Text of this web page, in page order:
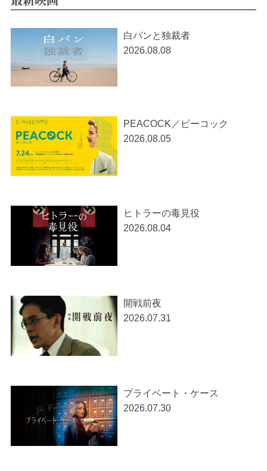
白パンと独裁者
2026.08.08
PEACOCK／ピーコック
2026.08.05
ヒトラーの毒見役
2026.08.04
開戦前夜
2026.07.31
プライベート・ケース
2026.07.30